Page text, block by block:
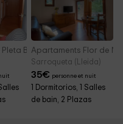
Bona- Bessiberri 8
Apartaments Flor de
Sarroqueta (Lleida)
35€ personne et nuit
1 Dormitorios, 1 Salles
de bain, 2 Plazas